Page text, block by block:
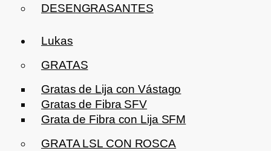
DESENGRASANTES
Lukas
GRATAS
Gratas de Lija con Vástago
Gratas de Fibra SFV
Grata de Fibra con Lija SFM
GRATA LSL CON ROSCA